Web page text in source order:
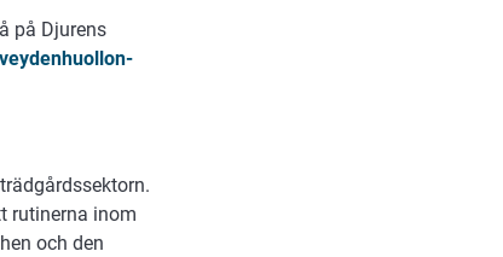
på Djurens
rutinerna inom
och den